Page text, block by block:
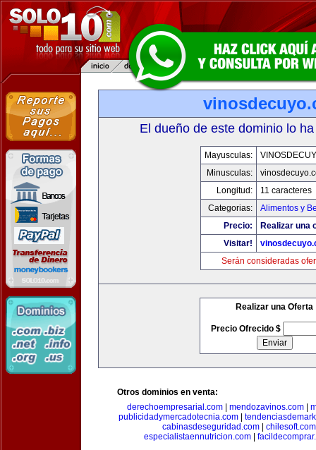
El dueño de este dominio lo
Mayusculas:
Minusculas:
Longitud:
11 caracteres
Categorias:
Alimentos y
Precio:
Realizar una
Visitar!
Serán consideradas
Realizar una Oferta
Precio Ofrecido $
Otros dominios en venta:
derechoempresarial.com
mendozavinos.com
publicidadymercadotecnia.com|
cabinasdeseguridad.com| chilesoft.com
especialistaennutricion.com|